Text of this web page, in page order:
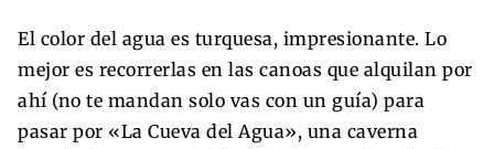
El color del agua es turquesa, impresionante. Lo
mejor es recorrerlas en las canoas que alquilan por
ahí (no te mandan solo vas con un guía) para
pasar por «La Cueva del Agua», una caverna